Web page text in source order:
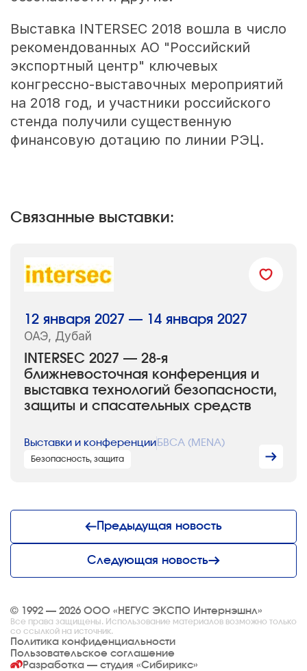
Выставка INTERSEC 2018 вошла в число
рекомендованных АО "Российский
экспортный центр" ключевых
конгрессно-выставочных мероприятий
на 2018 год, и участники российского
стенда получили существенную
финансовую дотацию по линии РЭЦ.
Связанные выставки:
INTERSEC 2027 — 28-я
ближневосточная конференция и
выставка технологий безопасности,
защиты и спасательных средств
12 января 2027 — 14 января 2027
ОАЭ, Дубай
Выставки и конференции БВСА (MENA)
Безопасность, защита
Предыдущая новость
Следующая новость
© 1992 — 2026 ООО «НЕГУС ЭКСПО Интернэшнл»
Все права защищены. Использование материалов возможно только
со ссылкой на источник.
Политика конфиденциальности
Пользовательское соглашение
Разработка — студия «Сибирикс»